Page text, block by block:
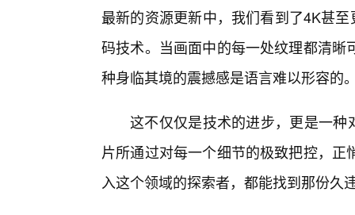
最新的资源更新中，我们看到了4K甚
码技术。当画面中的每一处纹理都清
种身临其境的震撼感是语言难以形容的
这不仅仅是技术的进步，更是一种
片所通过对每一个细节的极致把控，
入这个领域的探索者，都能找到那份久